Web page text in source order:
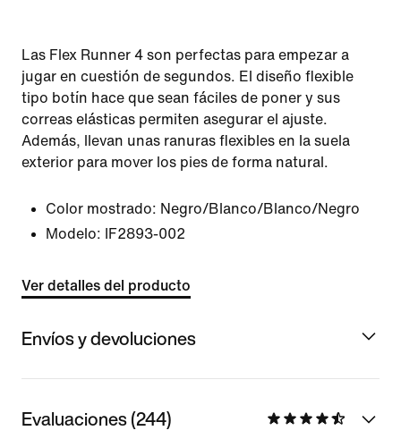
Las Flex Runner 4 son perfectas para empezar a
jugar en cuestión de segundos. El diseño flexible
tipo botín hace que sean fáciles de poner y sus
correas elásticas permiten asegurar el ajuste.
Además, llevan unas ranuras flexibles en la suela
exterior para mover los pies de forma natural.
Color mostrado: Negro/Blanco/Blanco/Negro
Modelo:
IF2893-002
Ver detalles del producto
Envíos y devoluciones
Evaluaciones (244)